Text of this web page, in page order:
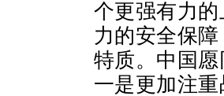
个更强有力
力的安全保
特质。中国
一是更加注